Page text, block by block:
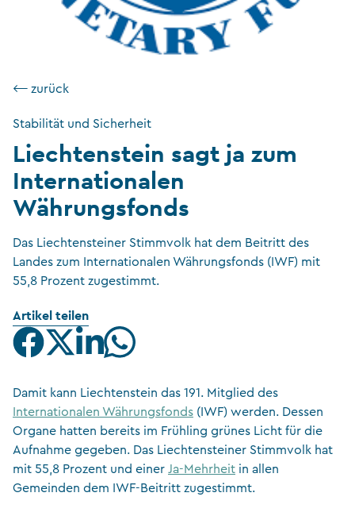
⟵ zurück
Stabilität und Sicherheit
Liechtenstein sagt ja zum
Internationalen
Währungsfonds
Das Liechtensteiner Stimmvolk hat dem Beitritt des
Landes zum Internationalen Währungsfonds (IWF) mit
55,8 Prozent zugestimmt.
Artikel teilen
Damit kann Liechtenstein das 191. Mitglied des
Internationalen Währungsfonds (IWF) werden. Dessen
Organe hatten bereits im Frühling grünes Licht für die
Aufnahme gegeben. Das Liechtensteiner Stimmvolk hat
mit 55,8 Prozent und einer Ja-Mehrheit in allen
Gemeinden dem IWF-Beitritt zugestimmt.